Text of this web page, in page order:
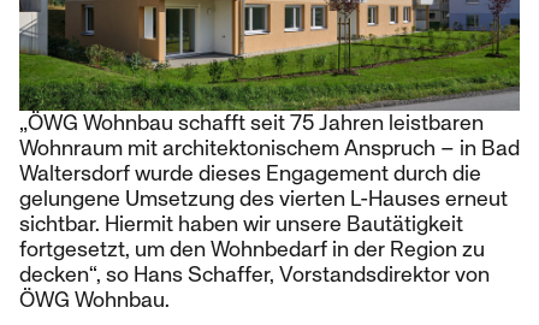
„ÖWG Wohnbau schafft seit 75 Jahren leistbaren
Wohnraum mit architektonischem Anspruch – in Bad
Waltersdorf wurde dieses Engagement durch die
gelungene Umsetzung des vierten L-Hauses erneut
sichtbar. Hiermit haben wir unsere Bautätigkeit
fortgesetzt, um den Wohnbedarf in der Region zu
decken“, so Hans Schaffer, Vorstandsdirektor von
ÖWG Wohnbau.